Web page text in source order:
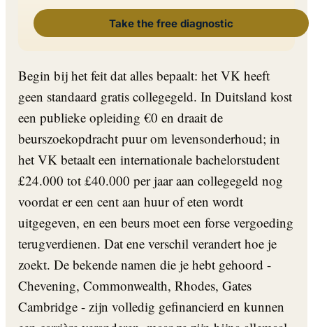
Take the free diagnostic
Begin bij het feit dat alles bepaalt: het VK heeft
geen standaard gratis collegegeld. In Duitsland kost
een publieke opleiding €0 en draait de
beurszoekopdracht puur om levensonderhoud; in
het VK betaalt een internationale bachelorstudent
£24.000 tot £40.000 per jaar aan collegegeld nog
voordat er een cent aan huur of eten wordt
uitgegeven, en een beurs moet een forse vergoeding
terugverdienen. Dat ene verschil verandert hoe je
zoekt. De bekende namen die je hebt gehoord -
Chevening, Commonwealth, Rhodes, Gates
Cambridge - zijn volledig gefinancierd en kunnen